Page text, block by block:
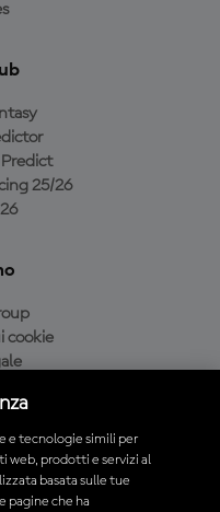
25/26
cookie
MotoGP™
e tecnologie simili per
web, prodotti e servizi al
basata sulle tue
pagine che ha